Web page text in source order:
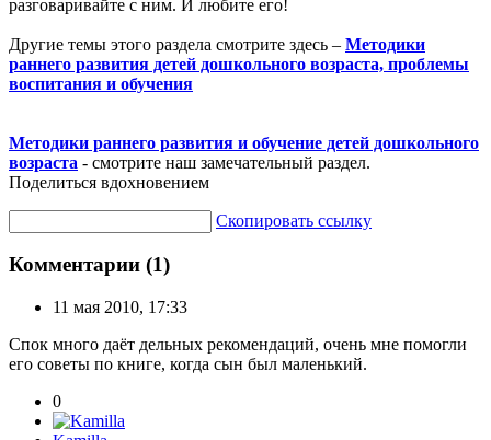
разговаривайте с ним. И любите его!
Другие темы этого раздела смотрите здесь – Методики
раннего развития детей дошкольного возраста, проблемы
воспитания и обучения
Методики раннего развития и обучение детей дошкольного
возраста - смотрите наш замечательный раздел.
Поделиться вдохновением
Скопировать ссылку
Комментарии (1)
11 мая 2010, 17:33
Спок много даёт дельных рекомендаций, очень мне помогли
его советы по книге, когда сын был маленький.
0